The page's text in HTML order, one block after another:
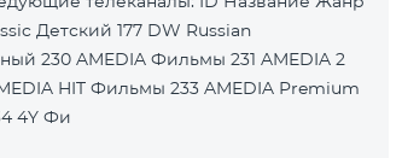
2
HD Фильмы 234 4Y Фи